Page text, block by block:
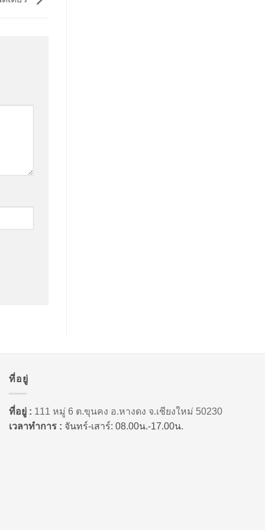
ที่อยู่
ที่อยู่ : 111 หมู่ 6 ต.ขุนคง อ.หางดง จ.เชียงใหม่ 50230
เวลาทำการ : จันทร์-เสาร์: 08.00น.-17.00น.